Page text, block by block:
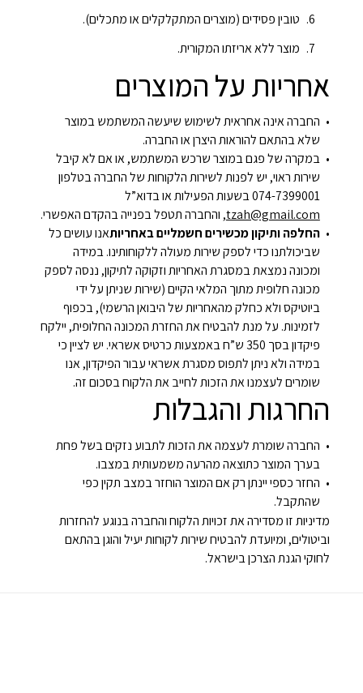
טובין פסידים (מוצרים המתקלקלים או מתכלים).
מוצר ללא אריזתו המקורית.
אחריות על המוצרים
החברה אינה אחראית לשימוש שיעשה המשתמש במוצר
שלא בהתאם להוראות היצרן או החברה.
במקרה של פגם במוצר שרכש המשתמש, או אם לא קיבל
שירות ראוי, יש לפנות לשירות הלקוחות של החברה בטלפון
074-7399001 בשעות הפעילות או בדוא”ל
tzah@gmail.com, והחברה תטפל בפנייה בהקדם האפשרי.
החלפה ותיקון מכשירים חשמליים באחריותאנו עושים כל
שביכולתנו כדי לספק שירות מעולה ללקוחותינו. במידה
ומכונה נמצאת במסגרת האחריות וזקוקה לתיקון, ננסה לספק
מכונה חלופית מתוך המלאי הקיים (שירות שניתן על ידי
ביוטיקס ולא כחלק מהאחריות של היבואן הרשמי), בכפוף
לזמינות. על מנת להבטיח את החזרת המכונה החלופית, יילקח
פיקדון בסך 350 ש”ח באמצעות כרטיס אשראי. יש לציין כי
במידה ולא ניתן לתפוס מסגרת אשראי עבור הפיקדון, אנו
שומרים לעצמנו את הזכות לחייב את הלקוח בסכום זה.
החרגות והגבלות
החברה שומרת לעצמה את הזכות לתבוע נזקים בשל פחת
בערך המוצר כתוצאה מהרעה משמעותית במצבו.
החזר כספי יינתן רק אם המוצר הוחזר במצב תקין כפי
שהתקבל.
מדיניות זו מסדירה את זכויות הלקוח והחברה בנוגע להחזרות
וביטולים, ומיועדת להבטיח שירות לקוחות יעיל והוגן בהתאם
לחוקי הגנת הצרכן בישראל.